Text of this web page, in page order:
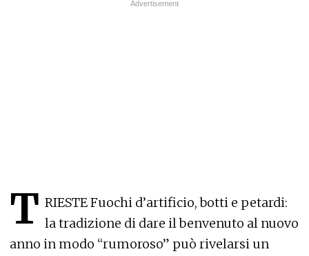
T RIESTE Fuochi d’artificio, botti e petardi:
la tradizione di dare il benvenuto al nuovo
anno in modo “rumoroso” può rivelarsi un